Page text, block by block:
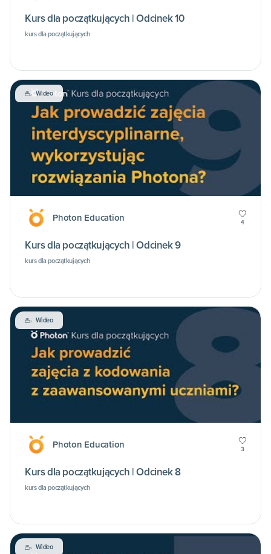
Kurs dla początkujących | Odcinek 10
kurs dla początkujących
Wideo
Photon Education 4
Kurs dla początkujących | Odcinek 9
kurs dla początkujących
Wideo
Photon Education 3
Kurs dla początkujących | Odcinek 8
kurs dla początkujących
Wideo